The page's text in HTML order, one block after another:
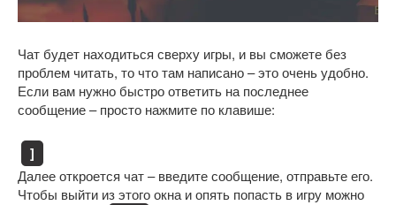
Чат будет находиться сверху игры, и вы сможете без
проблем читать, то что там написано – это очень удобно.
Если вам нужно быстро ответить на последнее
сообщение – просто нажмите по клавише:
]
Далее откроется чат – введите сообщение, отправьте его.
Чтобы выйти из этого окна и опять попасть в игру можно